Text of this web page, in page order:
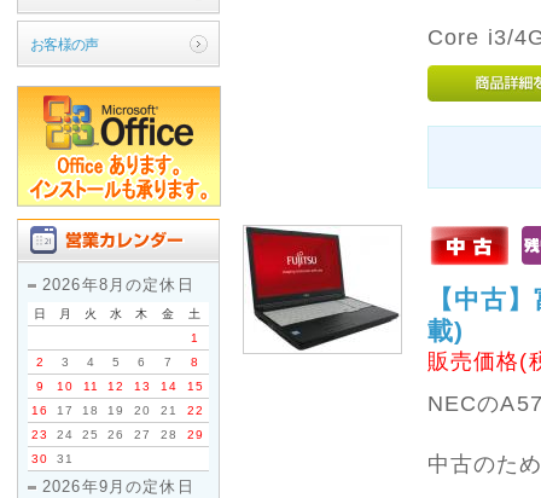
お客様の声
2026年8月の定休日
日 月 火 水 木 金
土
1
2
3 4 5 6 7
8
9
10 11 12 13 14
15
16
17 18 19 20 21
22
23
24 25 26 27 28
29
30
31
2026年9月の定休日
Core i3/
【中古
載)
販売価格(
NECの
中古のた